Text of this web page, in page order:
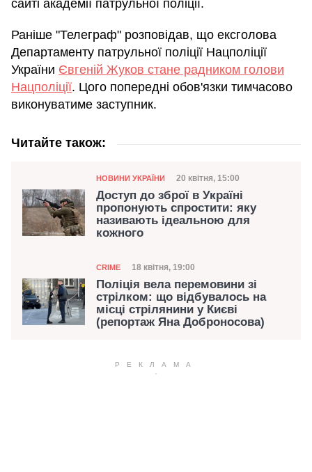
сайті академії патрульної поліції.
Раніше "Телеграф" розповідав, що ексголова
Департаменту патрульної поліції Нацполіції
України Євгеній Жуков стане радником голови
Нацполіції. Цого попередні обов'язки тимчасово
виконуватиме заступник.
Читайте також:
Категорія
НОВИНИ УКРАЇНИ Дата публікації
20 квітня, 15:00
Доступ до зброї в Україні
пропонують спростити: яку
називають ідеальною для
кожного
Категорія
CRIME Дата публікації
18 квітня, 19:00
Поліція вела перемовини зі
стрілком: що відбувалось на
місці стрілянини у Києві
(репортаж Яна Доброносова)